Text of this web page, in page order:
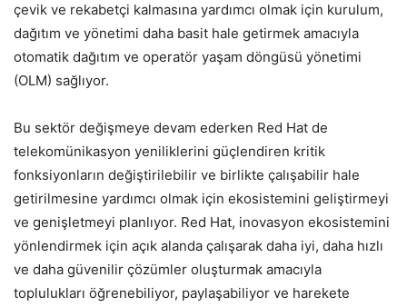
çevik ve rekabetçi kalmasına yardımcı olmak için kurulum,
dağıtım ve yönetimi daha basit hale getirmek amacıyla
otomatik dağıtım ve operatör yaşam döngüsü yönetimi
(OLM) sağlıyor.
Bu sektör değişmeye devam ederken Red Hat de
telekomünikasyon yeniliklerini güçlendiren kritik
fonksiyonların değiştirilebilir ve birlikte çalışabilir hale
getirilmesine yardımcı olmak için ekosistemini geliştirmeyi
ve genişletmeyi planlıyor. Red Hat, inovasyon ekosistemini
yönlendirmek için açık alanda çalışarak daha iyi, daha hızlı
ve daha güvenilir çözümler oluşturmak amacıyla
toplulukları öğrenebiliyor, paylaşabiliyor ve harekete